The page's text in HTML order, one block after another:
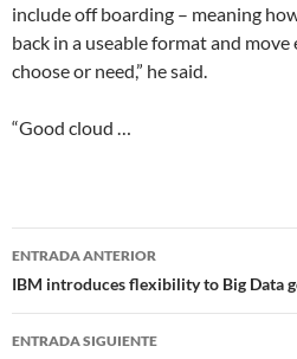
include off boarding – meaning
back in a useable format and
choose or need,” he said.
“Good cloud …
Navegador
de
entradas
ENTRADA ANTERIOR
IBM introduces flexibility to Big Data
ENTRADA SIGUIENTE